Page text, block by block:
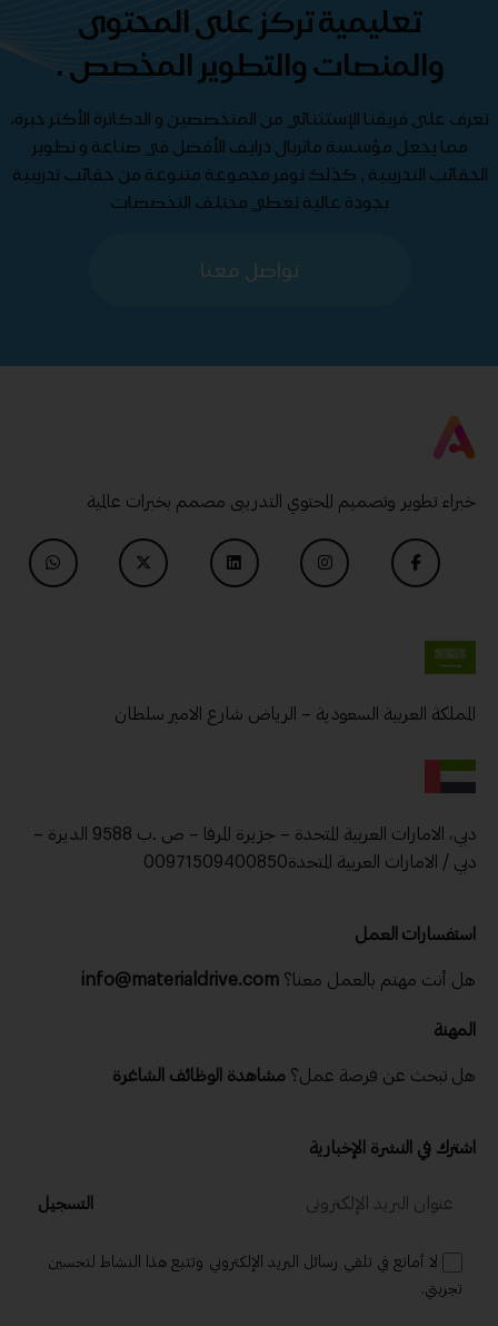
تعليمية تركز على المحتوى
والمنصات والتطوير المخصص .
تعرف على فريقنا الإستثنائي من المتخصصين و الدكاترة الأكثر خبرة،
مما يجعل مؤسسة ماتريال درايف الأفضل في صناعة و تطوير
الحقائب التدريبية , كذلك نوفر مجموعة متنوعة من حقائب تدريبية
بجودة عالية تغطي مختلف التخصصات
تواصل معنا
خبراء تطوير وتصميم المحتوي التدريبى مصمم بخبرات عالمية
المملكة العربية السعودية – الرياض شارع الامير سلطان
دبي، الامارات العربية المتحدة – جزيرة المرفا – ص .ب 9588 الديرة –
دبي / الامارات العربية المتحدة00971509400850
استفسارات العمل
هل أنت مهتم بالعمل معنا؟ info@materialdrive.com
المهنة
هل تبحث عن فرصة عمل؟ مشاهدة الوظائف الشاغرة
اشترك في النشرة الإخبارية
التسجيل
لا أمانع في تلقي رسائل البريد الإلكتروني وتتبع هذا النشاط لتحسين
تجربتي.